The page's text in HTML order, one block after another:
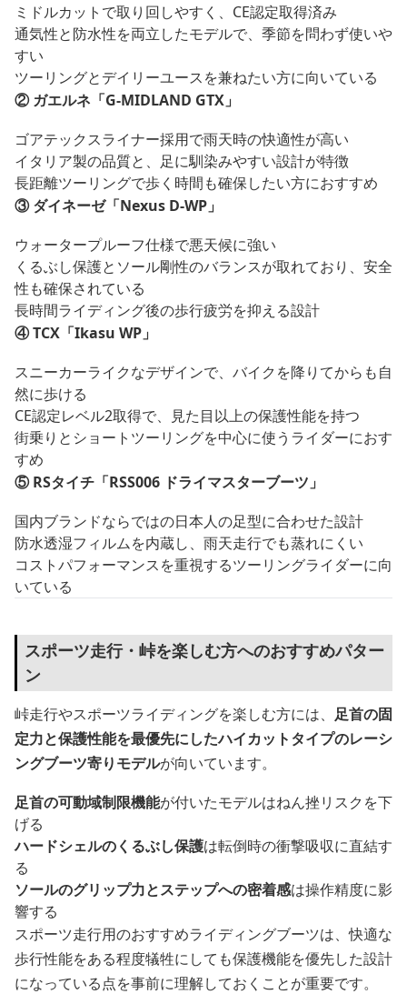
ミドルカットで取り回しやすく、CE認定取得済み
通気性と防水性を両立したモデルで、季節を問わず使いや
すい
ツーリングとデイリーユースを兼ねたい方に向いている
② ガエルネ「G-MIDLAND GTX」
ゴアテックスライナー採用で雨天時の快適性が高い
イタリア製の品質と、足に馴染みやすい設計が特徴
長距離ツーリングで歩く時間も確保したい方におすすめ
③ ダイネーゼ「Nexus D-WP」
ウォータープルーフ仕様で悪天候に強い
くるぶし保護とソール剛性のバランスが取れており、安全
性も確保されている
長時間ライディング後の歩行疲労を抑える設計
④ TCX「Ikasu WP」
スニーカーライクなデザインで、バイクを降りてからも自
然に歩ける
CE認定レベル2取得で、見た目以上の保護性能を持つ
街乗りとショートツーリングを中心に使うライダーにおす
すめ
⑤ RSタイチ「RSS006 ドライマスターブーツ」
国内ブランドならではの日本人の足型に合わせた設計
防水透湿フィルムを内蔵し、雨天走行でも蒸れにくい
コストパフォーマンスを重視するツーリングライダーに向
いている
スポーツ走行・峠を楽しむ方へのおすすめパター
ン
峠走行やスポーツライディングを楽しむ方には、 足首の固
定力と保護性能を最優先にしたハイカットタイプのレーシ
ングブーツ寄りモデルが向いています。
足首の可動域制限機能が付いたモデルはねん挫リスクを下
げる
ハードシェルのくるぶし保護は転倒時の衝撃吸収に直結す
る
ソールのグリップ力とステップへの密着感は操作精度に影
響する
スポーツ走行用のおすすめライディングブーツは、快適な
歩行性能をある程度犠牲にしても保護機能を優先した設計
になっている点を事前に理解しておくことが重要です。